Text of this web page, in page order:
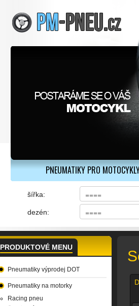
PNEUMATIKY PRO
šířka:
dezén:
PRODUKTOVÉ MENU
Pneumatiky výprodej DOT
Pneumatiky na motorky
Racing pneu